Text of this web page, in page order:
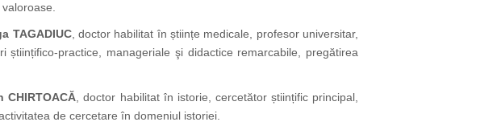
TAGADIUC, doctor habilitat în științe medicale, profesor universitar,
științifico-practice, manageriale şi didactice remarcabile, pregătirea
CHIRTOACĂ , doctor habilitat în istorie, cercetător științific principal,
de cercetare în domeniul istoriei.